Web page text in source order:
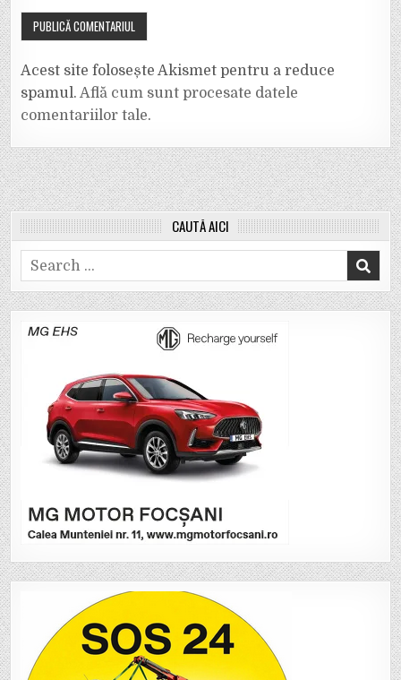
Acest site folosește Akismet pentru a reduce
spamul.Află cum sunt procesate datele
comentariilor tale.
CAUTĂ AICI
Search
for: